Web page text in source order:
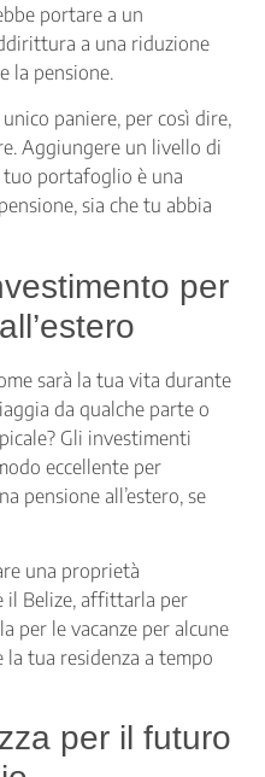
portare a un
a una riduzione
la pensione.
paniere, per così dire,
Aggiungere un livello di
portafoglio è una
sia che tu abbia
per
sarà la tua vita durante
da qualche parte o
Gli investimenti
eccellente per
pensione all’estero, se
una proprietà
il Belize, affittarla per
per le vacanze per alcune
la tua residenza a tempo
per il futuro